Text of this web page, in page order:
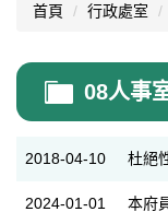
首頁 行政處室
08人事
2018-04-10 杜絕
2024-01-01 本府